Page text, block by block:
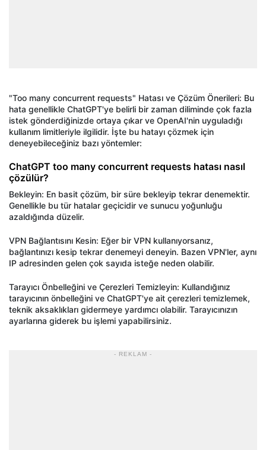
"Too many concurrent requests" Hatası ve Çözüm Önerileri: Bu
hata genellikle ChatGPT'ye belirli bir zaman diliminde çok fazla
istek gönderdiğinizde ortaya çıkar ve OpenAI'nin uyguladığı
kullanım limitleriyle ilgilidir. İşte bu hatayı çözmek için
deneyebileceğiniz bazı yöntemler:
ChatGPT too many concurrent requests hatası nasıl
çözülür?
Bekleyin: En basit çözüm, bir süre bekleyip tekrar denemektir.
Genellikle bu tür hatalar geçicidir ve sunucu yoğunluğu
azaldığında düzelir.
VPN Bağlantısını Kesin: Eğer bir VPN kullanıyorsanız,
bağlantınızı kesip tekrar denemeyi deneyin. Bazen VPN'ler, aynı
IP adresinden gelen çok sayıda isteğe neden olabilir.
Tarayıcı Önbelleğini ve Çerezleri Temizleyin: Kullandığınız
tarayıcının önbelleğini ve ChatGPT'ye ait çerezleri temizlemek,
teknik aksaklıkları gidermeye yardımcı olabilir. Tarayıcınızın
ayarlarına giderek bu işlemi yapabilirsiniz.
- REKLAM -